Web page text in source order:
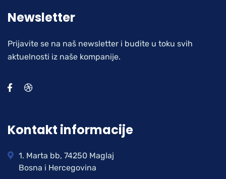
Newsletter
Prijavite se na naš newsletter i budite u toku svih
aktuelnosti iz naše kompanije.
Kontakt informacije
1. Marta bb, 74250 Maglaj
Bosna i Hercegovina